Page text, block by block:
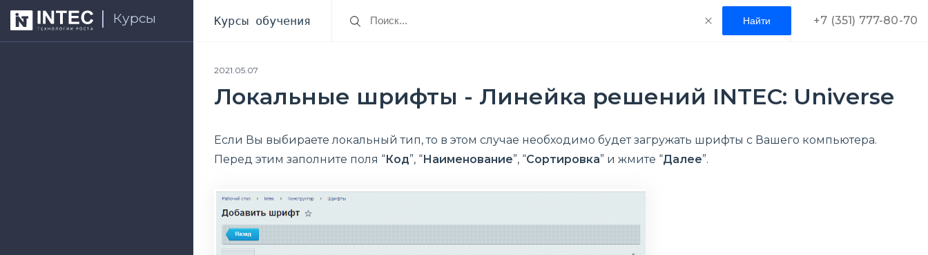
Курсы Курсы обучения +7 (351) 777-80-70
2021.05.07
Локальные шрифты - Линейка решений INTEC: Universe
Если Вы выбираете локальный тип, то в этом случае необходимо будет загружать шрифты с Вашего компьютера.
Перед этим заполните поля “Код”, “Наименование”, “Сортировка” и жмите “Далее”.